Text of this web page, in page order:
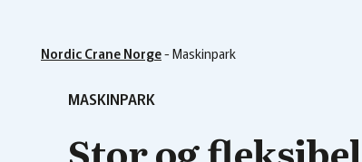
Nordic Crane Norge-Maskinpark
MASKINPARK